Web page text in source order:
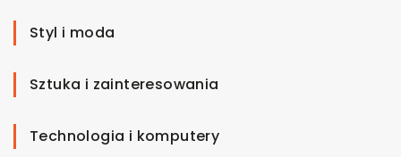
Styl i moda
Sztuka i zainteresowania
Technologia i komputery